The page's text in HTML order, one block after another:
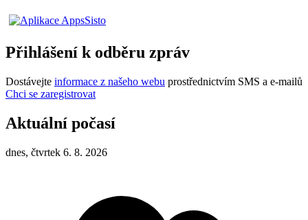
Přihlášení k odběru zpráv
Dostávejte informace z našeho webu prostřednictvím SMS a e-mailů
Chci se zaregistrovat
Aktuální počasí
dnes, čtvrtek 6. 8. 2026